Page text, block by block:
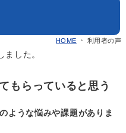
HOME 利用者の声
した。
もらっていると思う
ような悩みや課題がありま